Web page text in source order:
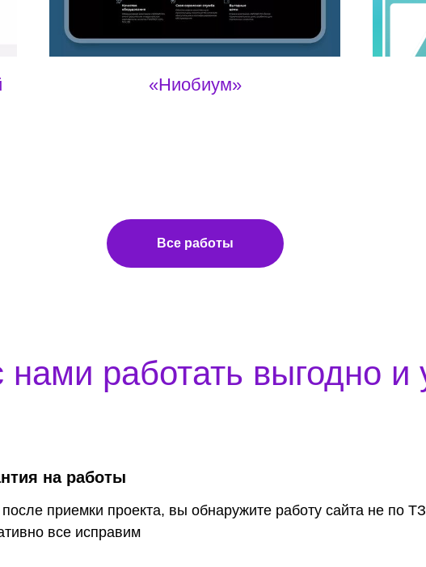
«Ниобиум»
Все работы
работать выгодно и
на работы
приемки проекта, вы обнаружите работу сайта не по
все исправим